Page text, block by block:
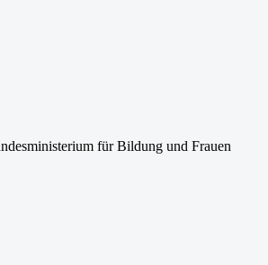
für Bildung und Frauen